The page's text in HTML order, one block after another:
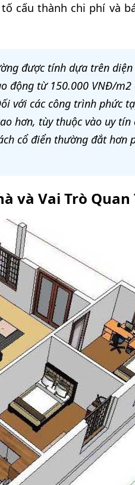
cấu thành chi phí và
được tính dựa trên
động từ 150.000 VNĐ/m2
với các công trình phức
hơn, tùy thuộc vào uy
cổ điển thường đắt hơn
và Vai Trò Quan